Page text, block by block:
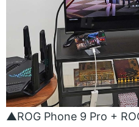
▲ROG Phone 9 Pro +